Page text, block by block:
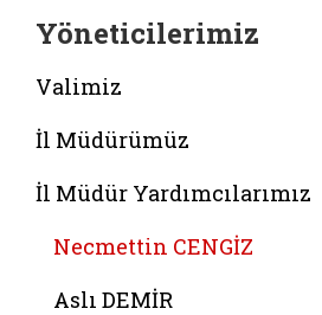
Yöneticilerimiz
Valimiz
İl Müdürümüz
İl Müdür Yardımcılarımız
Necmettin CENGİZ
Aslı DEMİR